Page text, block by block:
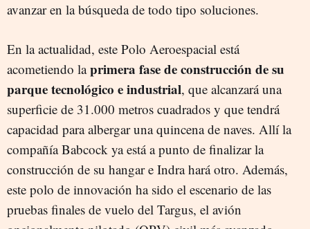
avanzar en la búsqueda de todo tipo soluciones.
En la actualidad, este Polo Aeroespacial está
acometiendo laprimera fase de construcción de su
parque tecnológico e industrial, que alcanzará una
superficie de 31.000 metros cuadrados y que tendrá
capacidad para albergar una quincena de naves. Allí la
compañía Babcock ya está a punto de finalizar la
construcción de su hangar e Indra hará otro. Además,
este polo de innovación ha sido el escenario de las
pruebas finales de vuelo del Targus, el avión